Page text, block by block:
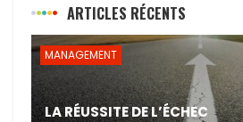
ARTICLES RÉCENTS
MANAGEMENT
LA RÉUSSITE DE L’ÉCHEC